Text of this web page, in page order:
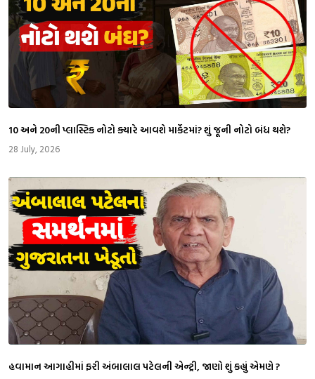
₹10 અને ₹20ની પ્લાસ્ટિક નોટો ક્યારે આવશે માર્કેટમાં? શું જૂની નોટો બંધ થશે?
28 July, 2026
​હવામાન આગાહીમાં ફરી અંબાલાલ પટેલની એન્ટ્રી, જાણો શું કહ્યું એમણે ?